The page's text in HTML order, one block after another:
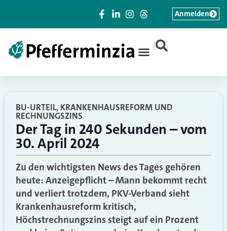
|
Anmelden
BU-URTEIL, KRANKENHAUSREFORM UND
RECHNUNGSZINS
Der Tag in 240 Sekunden – vom
30. April 2024
Zu den wichtigsten News des Tages gehören
heute: Anzeigepflicht – Mann bekommt recht
und verliert trotzdem, PKV-Verband sieht
Krankenhausreform kritisch,
Höchstrechnungszins steigt auf ein Prozent